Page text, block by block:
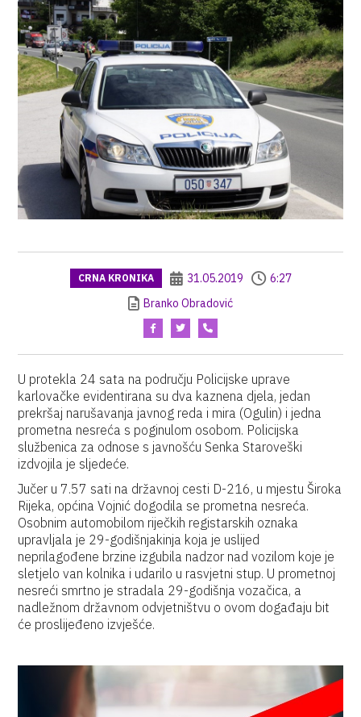
CRNA KRONIKA 31.05.2019
6:27
Branko Obradović
U protekla 24 sata na području Policijske uprave
karlovačke evidentirana su dva kaznena djela, jedan
prekršaj narušavanja javnog reda i mira (Ogulin) i jedna
prometna nesreća s poginulom osobom. Policijska
službenica za odnose s javnošću Senka Staroveški
izdvojila je sljedeće.
Jučer u 7.57 sati na državnoj cesti D-216, u mjestu Široka
Rijeka, općina Vojnić dogodila se prometna nesreća.
Osobnim automobilom riječkih registarskih oznaka
upravljala je 29-godišnjakinja koja je uslijed
neprilagođene brzine izgubila nadzor nad vozilom koje je
sletjelo van kolnika i udarilo u rasvjetni stup. U prometnoj
nesreći smrtno je stradala 29-godišnja vozačica, a
nadležnom državnom odvjetništvu o ovom događaju bit
će proslijeđeno izvješće.